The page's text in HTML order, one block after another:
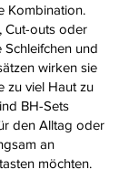
Kombination.
Cut-outs oder
Schleifchen und
wirken sie
zu viel Haut zu
BH-Sets
den Alltag oder
an
möchten.